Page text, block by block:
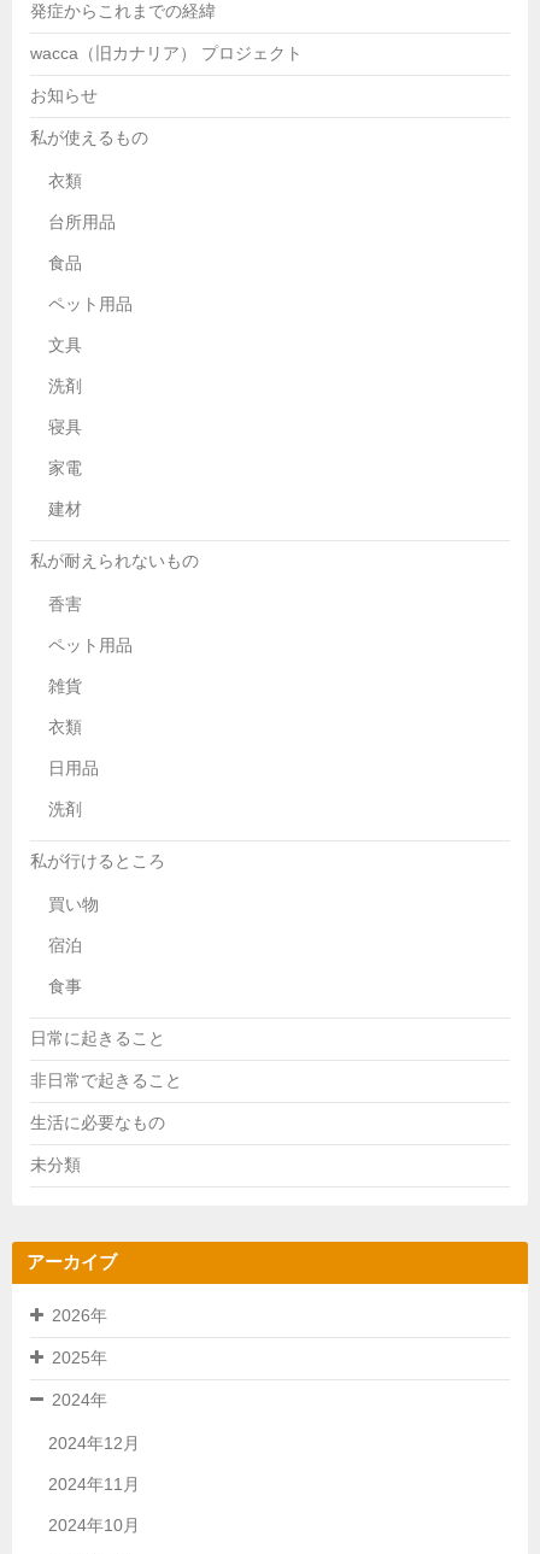
発症からこれまでの経緯
wacca（旧カナリア） プロジェクト
お知らせ
私が使えるもの
衣類
台所用品
食品
ペット用品
文具
洗剤
寝具
家電
建材
私が耐えられないもの
香害
ペット用品
雑貨
衣類
日用品
洗剤
私が行けるところ
買い物
宿泊
食事
日常に起きること
非日常で起きること
生活に必要なもの
未分類
アーカイブ
2026年
2025年
2024年
2024年12月
2024年11月
2024年10月